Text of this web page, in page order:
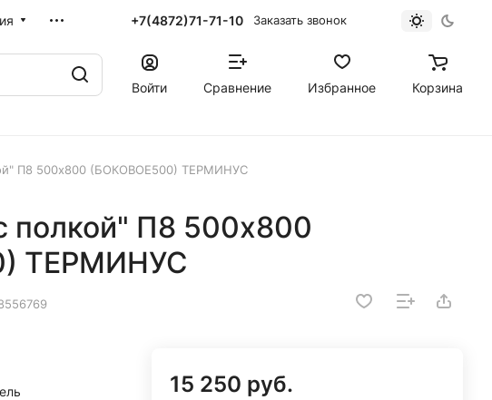
+7(4872)71-71-10 Заказать звонок
Войти Сравнение Избранное Корзина
П8 500х800 (БОКОВОЕ500) ТЕРМИНУС
полкой" П8 500х800
ТЕРМИНУС
15 250 руб.